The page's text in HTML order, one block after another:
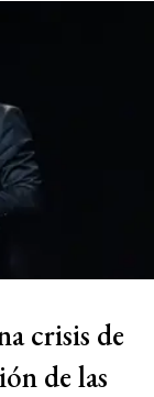
crisis de
de las